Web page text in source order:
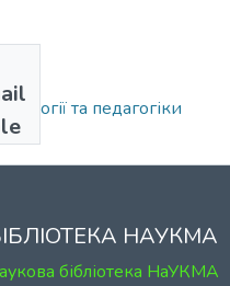
та педагогіки
НАУКМА
бібліотека НаУКМА